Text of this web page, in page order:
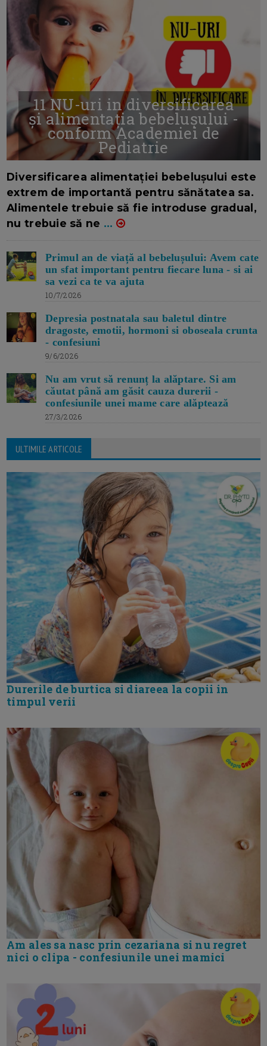
11 NU-uri in diversificarea
și alimentația bebelușului -
conform Academiei de
Pediatrie
Diversificarea alimentației bebelușului este
extrem de importantă pentru sănătatea sa.
Alimentele trebuie să fie introduse gradual,
nu trebuie să ne ...
Primul an de viață al bebelușului: Avem cate
un sfat important pentru fiecare luna - si ai
sa vezi ca te va ajuta
10/7/2026
Depresia postnatala sau baletul dintre
dragoste, emotii, hormoni si oboseala crunta
- confesiuni
9/6/2026
Nu am vrut să renunț la alăptare. Si am
căutat până am găsit cauza durerii -
confesiunile unei mame care alăptează
27/3/2026
ULTIMILE ARTICOLE
Durerile de burtica si diareea la copii in
timpul verii
Am ales sa nasc prin cezariana si nu regret
nici o clipa - confesiunile unei mamici